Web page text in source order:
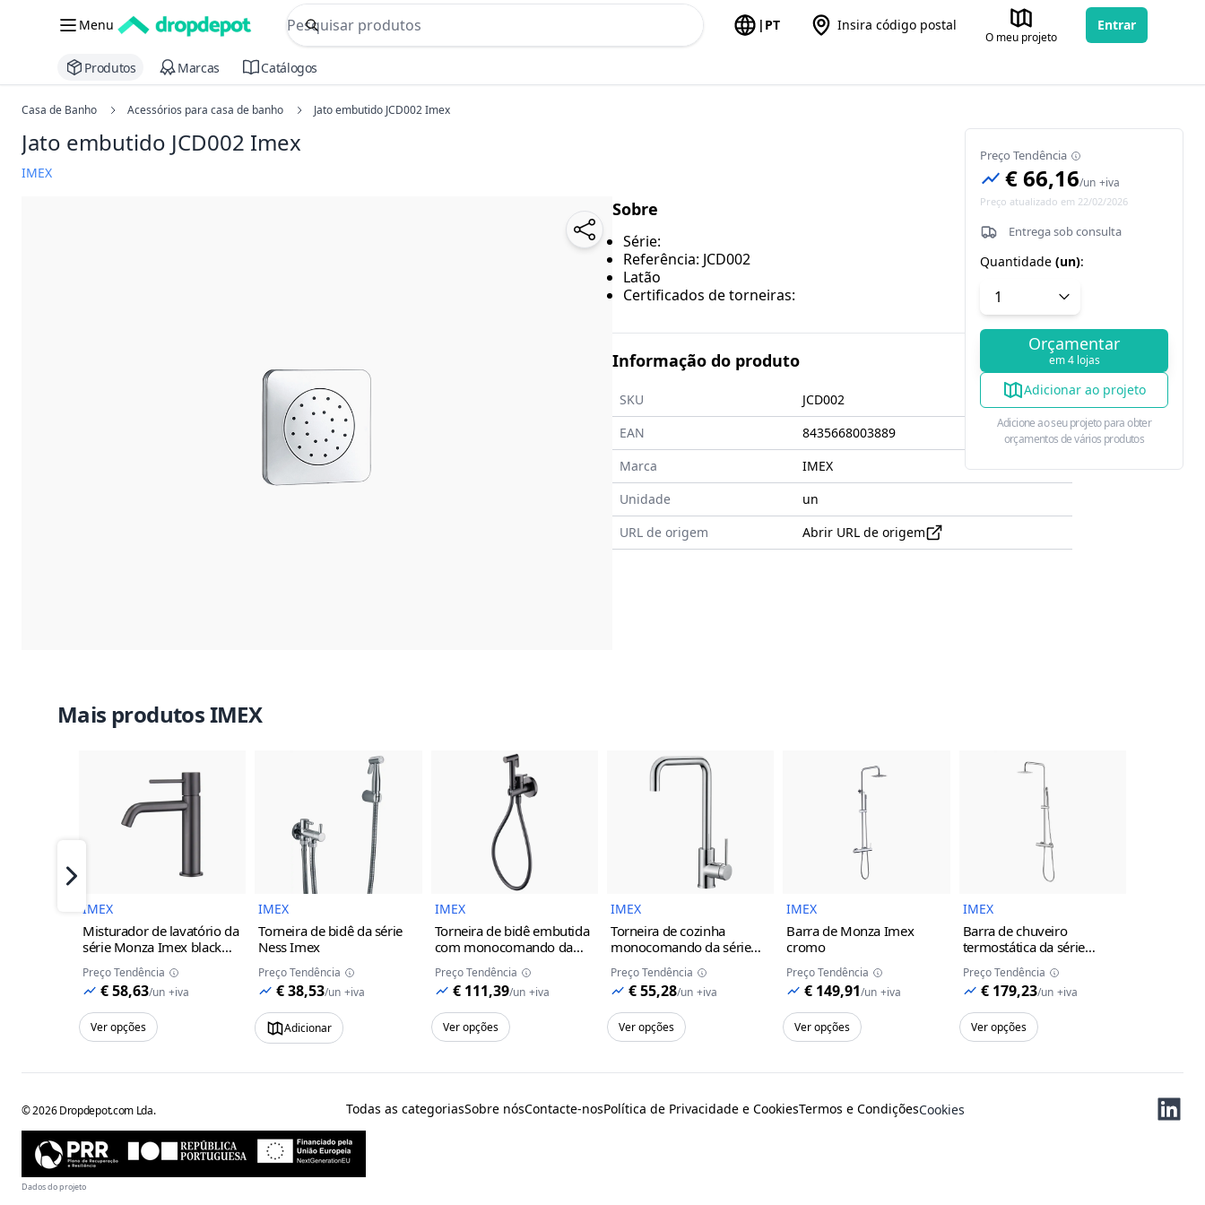
Menu
commerce search no header
Procurar
| PT Insira código postal
O meu projeto
Entrar
Produtos Marcas Catálogos
Casa de Banho Acessórios para casa de banho Jato embutido JCD002 Imex
Jato embutido JCD002 Imex
IMEX
Sobre
Série:
Referência: JCD002
Latão
Certificados de torneiras:
Informação do produto
SKU
JCD002
EAN
8435668003889
Marca
IMEX
Unidade
un
URL de origem
Abrir URL de origem
Preço Tendência
€ 66,16/un +iva
Preço atualizado em 22/02/2026
Entrega sob consulta
Quantidade (un):
Orçamentar
em 4 lojas
Adicionar ao projeto
Adicione ao seu projeto para obter
orçamentos de vários produtos
Mais produtos IMEX
Imagem do Produto
IMEX
Misturador de lavatório da
série Monza Imex black
gun metal
Preço Tendência
€ 58,63/un +iva
Ver opções
Imagem do Produto
IMEX
Torneira de bidê da série
Ness Imex
Preço Tendência
€ 38,53/un +iva
Adicionar
Imagem do Produto
IMEX
Torneira de bidê embutida
com monocomando da
série Munich Imex
gun metal
Preço Tendência
€ 111,39/un +iva
Ver opções
Imagem do Produto
IMEX
Torneira de cozinha
monocomando da série
Loira Imex
cinza/champanhe
Preço Tendência
€ 55,28/un +iva
Ver opções
Imagem do Produto
IMEX
Barra de Monza Imex
cromo
Preço Tendência
€ 149,91/un +iva
Ver opções
Imagem do Produto
IMEX
Barra de chuveiro
termostática da série
Monza Imex
Preço Tendência
€ 179,23/un +iva
Ver opções
Próximo
©2026 Dropdepot.com Lda. Todas as categoriasSobre nósContacte-nosPolítica de Privacidade e CookiesTermos e CondiçõesCookies
Dados do projeto